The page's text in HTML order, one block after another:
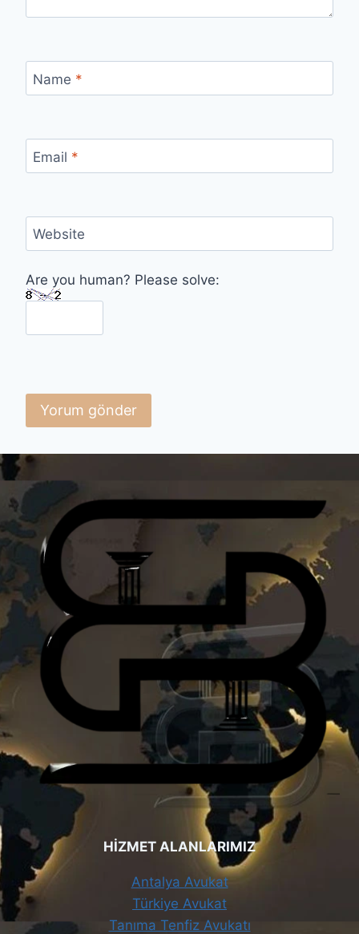
Name *
Email *
Website
Are you human? Please solve:
HİZMET ALANLARIMIZ
Antalya Avukat
Türkiye Avukat
Tanıma Tenfiz Avukatı